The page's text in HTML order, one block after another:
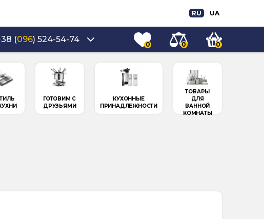
RU UA
(096) 524-54-74
0 0 0
ГОТОВИМ С
ДРУЗЬЯМИ
КУХОННЫЕ
ПРИНАДЛЕЖНОСТИ
ТОВАРЫ
ДЛЯ
ВАННОЙ
КОМНАТЫ